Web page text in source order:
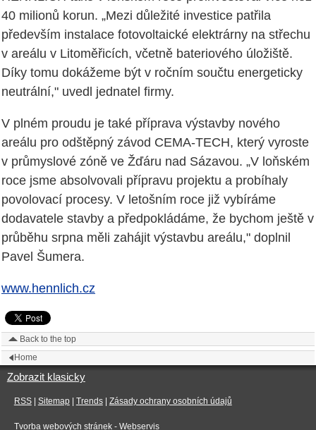
40 milionů korun. „Mezi důležité investice patřila
především instalace fotovoltaické elektrárny na střechu
v areálu v Litoměřicích, včetně bateriového úložiště.
Díky tomu dokážeme být v ročním součtu energeticky
neutrální," uvedl jednatel firmy.
V plném proudu je také příprava výstavby nového
areálu pro odštěpný závod CEMA-TECH, který vyroste
v průmyslové zóně ve Žďáru nad Sázavou. „V loňském
roce jsme absolvovali přípravu projektu a probíhaly
povolovací procesy. V letošním roce již vybíráme
dodavatele stavby a předpokládáme, že bychom ještě v
průběhu srpna měli zahájit výstavbu areálu," doplnil
Pavel Šumera.
www.hennlich.cz
Back to the top
Home
Zobrazit klasicky
RSS| Sitemap| Trends| Zásady ochrany osobních údajů
Tvorba webových stránek- Webservis